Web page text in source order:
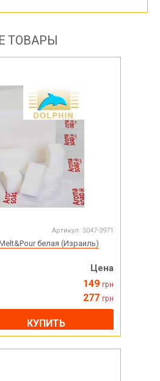
ТОВАРЫ
Артикул: 5047-3971
белая (Израиль)
Цена
149 грн
277 грн
КУПИТЬ